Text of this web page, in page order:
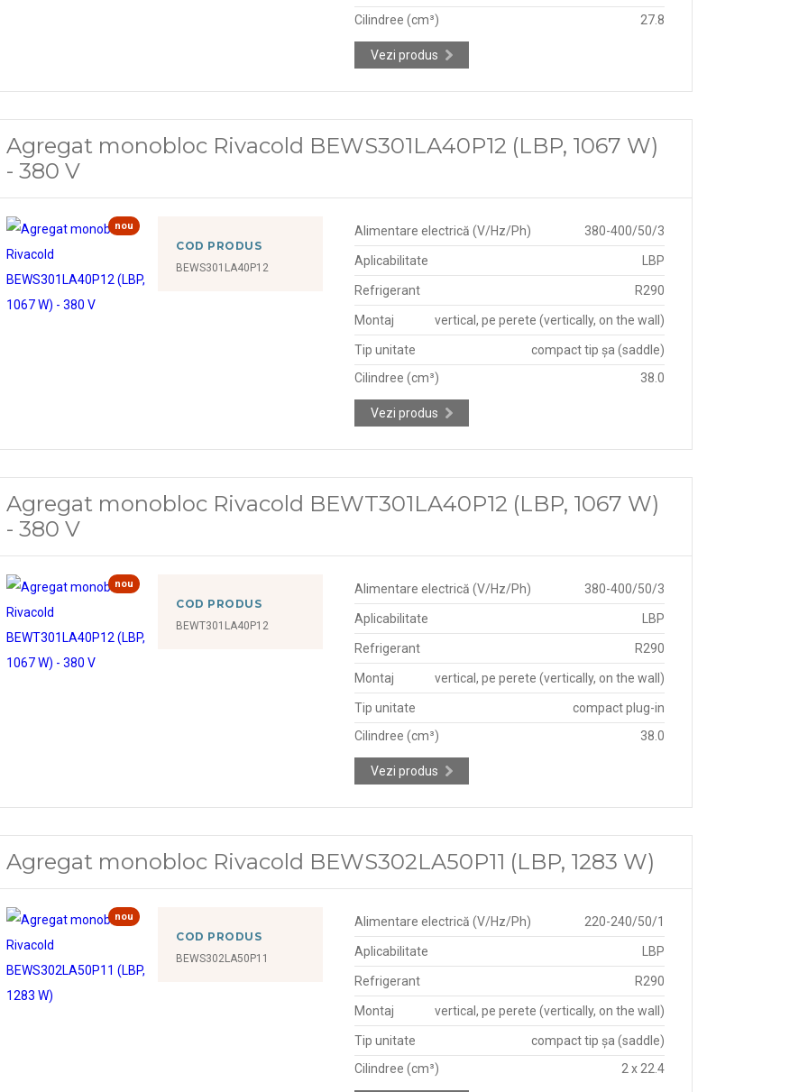
Cilindree (cm³)
27.8
Vezi produs
Agregat monobloc Rivacold BEWS301LA40P12 (LBP, 1067 W)
- 380 V
nou
COD PRODUS
BEWS301LA40P12
Alimentare electrică (V/Hz/Ph) 380-400/50/3
Aplicabilitate LBP
Refrigerant R290
Montaj vertical, pe perete (vertically, on the wall)
Tip unitate
compact tip șa (saddle)
Cilindree (cm³)
38.0
Vezi produs
Agregat monobloc Rivacold BEWT301LA40P12 (LBP, 1067 W)
- 380 V
nou
COD PRODUS
BEWT301LA40P12
Alimentare electrică (V/Hz/Ph) 380-400/50/3
Aplicabilitate LBP
Refrigerant R290
Montaj vertical, pe perete (vertically, on the wall)
Tip unitate
compact plug-in
Cilindree (cm³)
38.0
Vezi produs
Agregat monobloc Rivacold BEWS302LA50P11 (LBP, 1283 W)
nou
COD PRODUS
BEWS302LA50P11
Alimentare electrică (V/Hz/Ph) 220-240/50/1
Aplicabilitate LBP
Refrigerant R290
Montaj vertical, pe perete (vertically, on the wall)
Tip unitate
compact tip șa (saddle)
Cilindree (cm³)
2 x 22.4